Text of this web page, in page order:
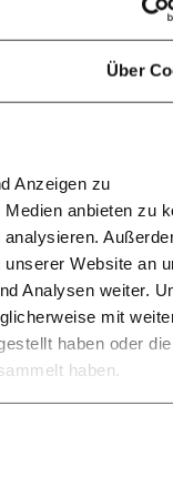
Über
Anzeigen zu
anbieten zu
Website an
Analysen weiter.
mit
haben oder
haben.
Whatsapp
Messenger
Instituts
Weekly:Ein Mal
Analysen,
der Woche
vom Momentum
–
um
CO2-
auf den